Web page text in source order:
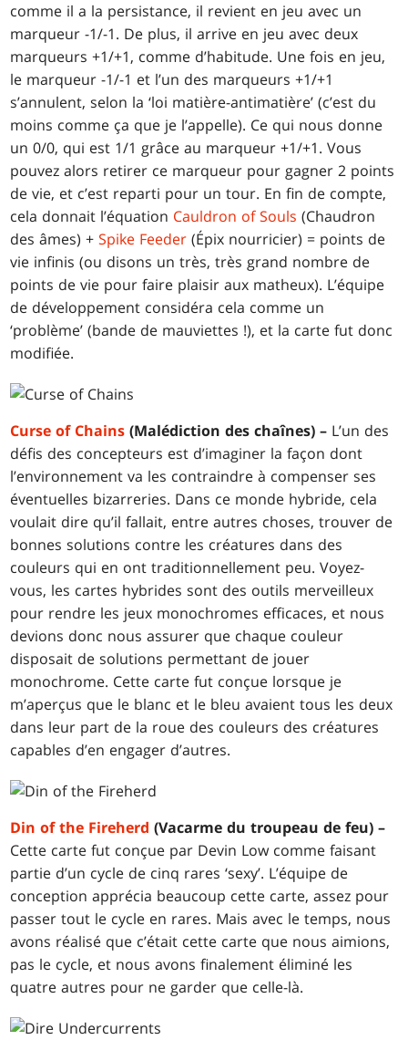
comme il a la persistance, il revient en jeu avec un
marqueur -1/-1. De plus, il arrive en jeu avec deux
marqueurs +1/+1, comme d’habitude. Une fois en jeu,
le marqueur -1/-1 et l’un des marqueurs +1/+1
s’annulent, selon la ‘loi matière-antimatière’ (c’est du
moins comme ça que je l’appelle). Ce qui nous donne
un 0/0, qui est 1/1 grâce au marqueur +1/+1. Vous
pouvez alors retirer ce marqueur pour gagner 2 points
de vie, et c’est reparti pour un tour. En fin de compte,
cela donnait l’équation Cauldron of Souls (Chaudron
des âmes) +Spike Feeder (Épix nourricier) = points de
vie infinis (ou disons un très, très grand nombre de
points de vie pour faire plaisir aux matheux). L’équipe
de développement considéra cela comme un
‘problème’ (bande de mauviettes !), et la carte fut donc
modifiée.
Curse of Chains (Malédiction des chaînes) – L’un des
défis des concepteurs est d’imaginer la façon dont
l’environnement va les contraindre à compenser ses
éventuelles bizarreries. Dans ce monde hybride, cela
voulait dire qu’il fallait, entre autres choses, trouver de
bonnes solutions contre les créatures dans des
couleurs qui en ont traditionnellement peu. Voyez-
vous, les cartes hybrides sont des outils merveilleux
pour rendre les jeux monochromes efficaces, et nous
devions donc nous assurer que chaque couleur
disposait de solutions permettant de jouer
monochrome. Cette carte fut conçue lorsque je
m’aperçus que le blanc et le bleu avaient tous les deux
dans leur part de la roue des couleurs des créatures
capables d’en engager d’autres.
Din of the Fireherd (Vacarme du troupeau de feu) –
Cette carte fut conçue par Devin Low comme faisant
partie d’un cycle de cinq rares ‘sexy’. L’équipe de
conception apprécia beaucoup cette carte, assez pour
passer tout le cycle en rares. Mais avec le temps, nous
avons réalisé que c’était cette carte que nous aimions,
pas le cycle, et nous avons finalement éliminé les
quatre autres pour ne garder que celle-là.